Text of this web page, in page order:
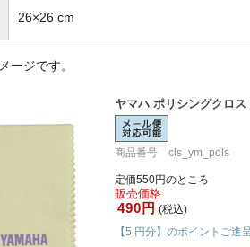
26×26 cm
ージです。
ヤマハ ポリシングクロス
商品番号 cls_ym_pols
定価550円のところ
販売価格
490円 (税込)
【5 円分】のポイントご進